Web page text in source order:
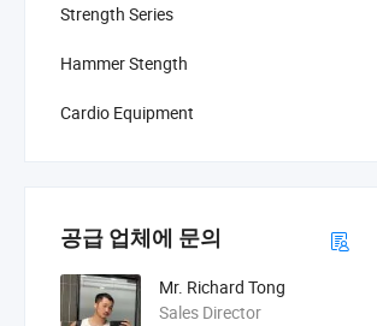
Strength Series
Hammer Stength
Cardio Equipment
공급 업체에 문의
Mr. Richard Tong
Sales Director